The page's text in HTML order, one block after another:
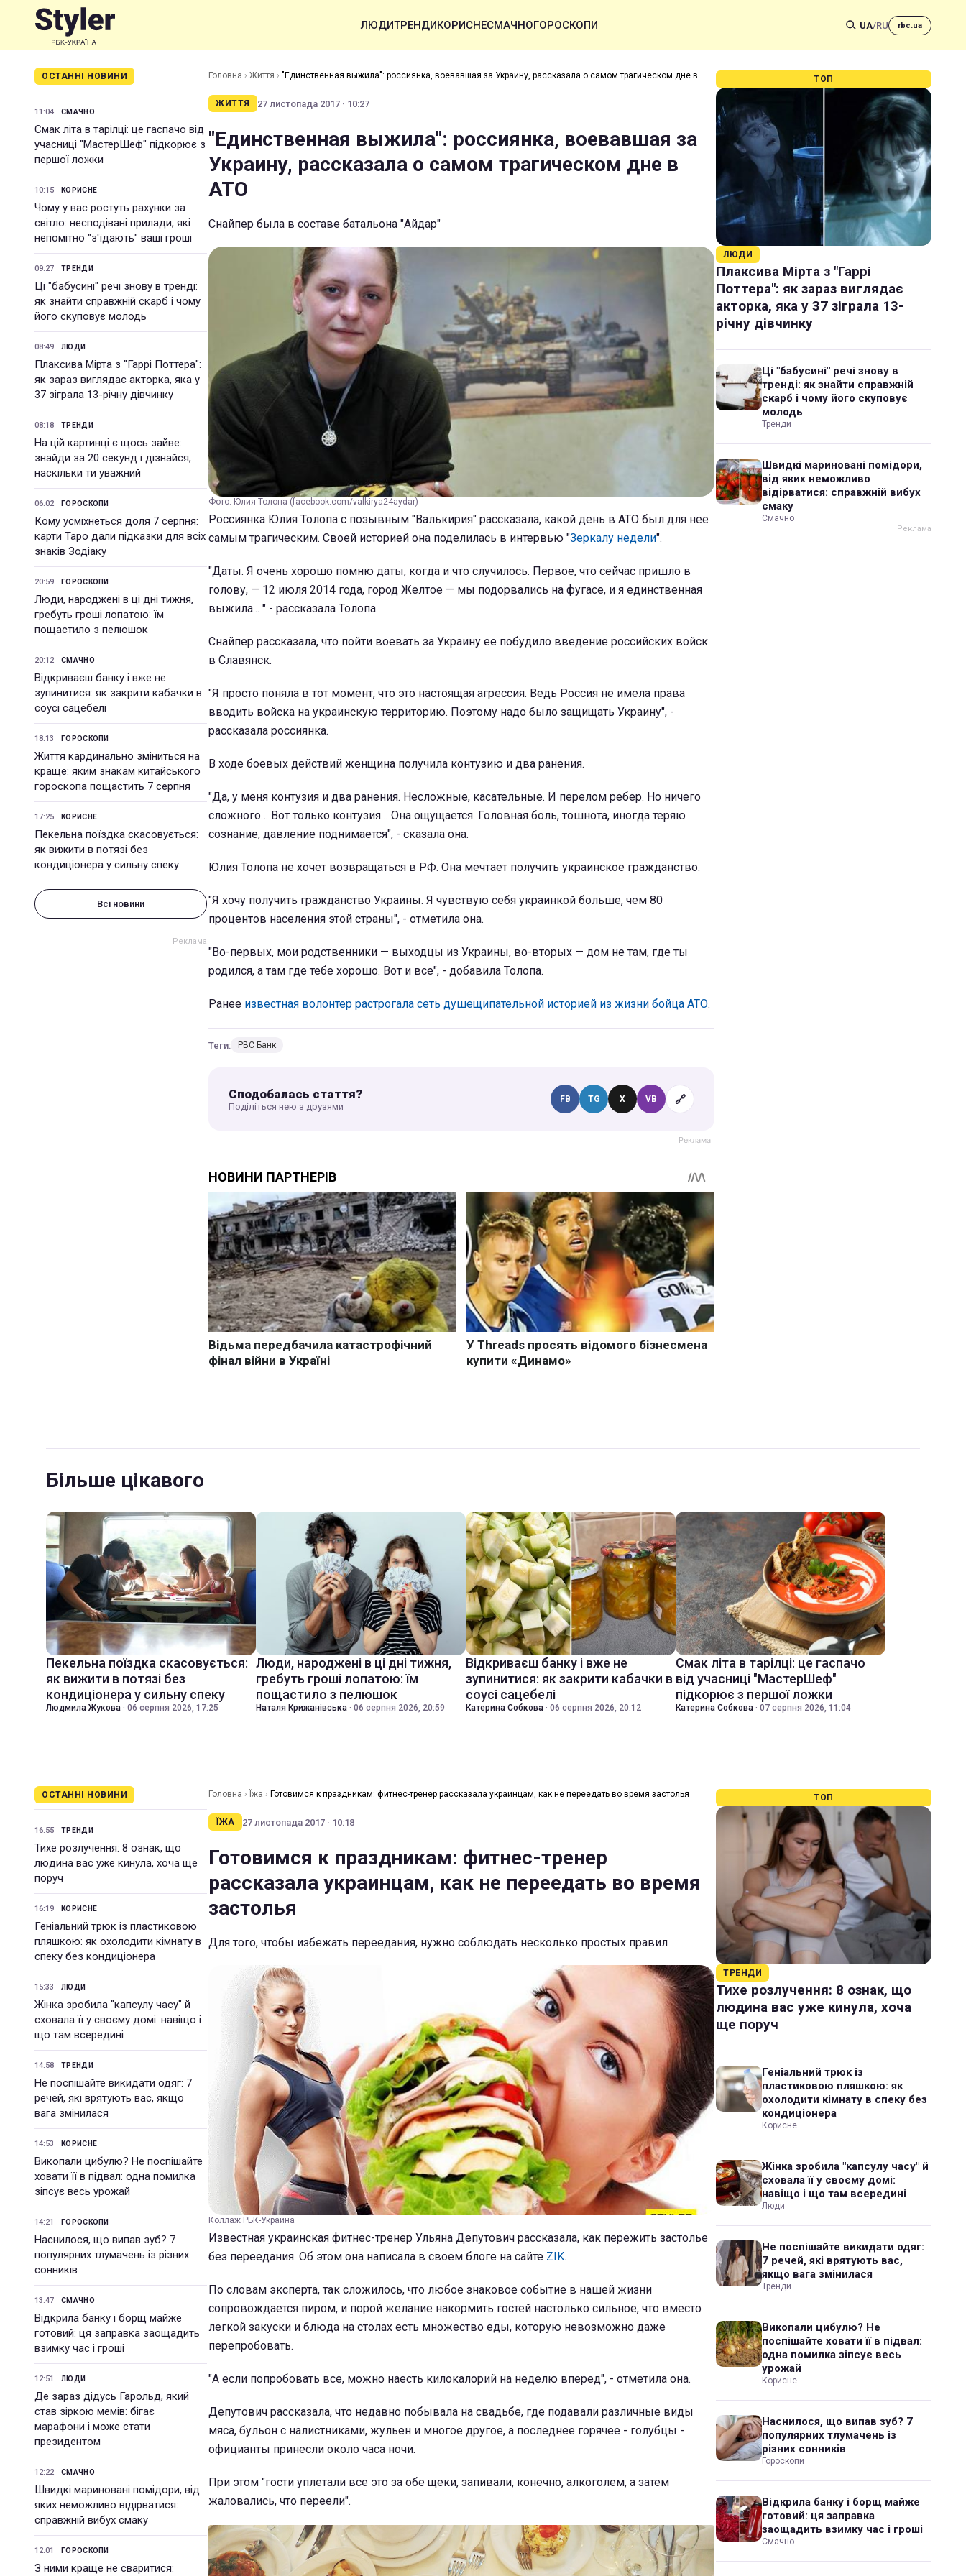
ЛЮДИТРЕНДИКОРИСНЕСМАЧНОГОРОСКОПИ UA/RU rbc.ua
ОСТАННІ НОВИНИ
11:04 СМАЧНО
Смак літа в тарілці: це гаспачо від
учасниці "МастерШеф" підкорює з
першої ложки
10:15 КОРИСНЕ
Чому у вас ростуть рахунки за
світло: несподівані прилади, які
непомітно "з'їдають" ваші гроші
09:27 ТРЕНДИ
Ці "бабусині" речі знову в тренді:
як знайти справжній скарб і чому
його скуповує молодь
08:49 ЛЮДИ
Плаксива Мірта з "Гаррі Поттера":
як зараз виглядає акторка, яка у
37 зіграла 13-річну дівчинку
08:18 ТРЕНДИ
На цій картинці є щось зайве:
знайди за 20 секунд і дізнайся,
наскільки ти уважний
06:02 ГОРОСКОПИ
Кому усміхнеться доля 7 серпня:
карти Таро дали підказки для всіх
знаків Зодіаку
20:59 ГОРОСКОПИ
Люди, народжені в ці дні тижня,
гребуть гроші лопатою: їм
пощастило з пелюшок
20:12 СМАЧНО
Відкриваєш банку і вже не
зупинитися: як закрити кабачки в
соусі сацебелі
18:13 ГОРОСКОПИ
Життя кардинально зміниться на
краще: яким знакам китайського
гороскопа пощастить 7 серпня
17:25 КОРИСНЕ
Пекельна поїздка скасовується:
як вижити в потязі без
кондиціонера у сильну спеку
Всі новини
Головна › Життя › "Единственная выжила": россиянка, воевавшая за Украину, рассказала о самом трагическом дне в
ЖИТТЯ
27 листопада 2017 · 10:27
"Единственная выжила": россиянка, воевавшая за
Украину, рассказала о самом трагическом дне в
АТО
Снайпер была в составе батальона "Айдар"
Фото: Юлия Толопа (facebook.com/valkirya24aydar)
Россиянка Юлия Толопа с позывным "Валькирия" рассказала, какой день в АТО был для нее
самым трагическим. Своей историей она поделилась в интервью "Зеркалу недели".
"Даты. Я очень хорошо помню даты, когда и что случилось. Первое, что сейчас пришло в
голову, — 12 июля 2014 года, город Желтое — мы подорвались на фугасе, и я единственная
выжила... " - рассказала Толопа.
Снайпер рассказала, что пойти воевать за Украину ее побудило введение российских войск
в Славянск.
"Я просто поняла в тот момент, что это настоящая агрессия. Ведь Россия не имела права
вводить войска на украинскую территорию. Поэтому надо было защищать Украину", -
рассказала россиянка.
В ходе боевых действий женщина получила контузию и два ранения.
"Да, у меня контузия и два ранения. Несложные, касательные. И перелом ребер. Но ничего
сложного… Вот только контузия… Она ощущается. Головная боль, тошнота, иногда теряю
сознание, давление поднимается", - сказала она.
Юлия Толопа не хочет возвращаться в РФ. Она мечтает получить украинское гражданство.
"Я хочу получить гражданство Украины. Я чувствую себя украинкой больше, чем 80
процентов населения этой страны", - отметила она.
"Во-первых, мои родственники — выходцы из Украины, во-вторых — дом не там, где ты
родился, а там где тебе хорошо. Вот и все", - добавила Толопа.
Ранее известная волонтер растрогала сеть душещипательной историей из жизни бойца АТО.
Теги: РВС Банк
Сподобалась стаття?
Поділіться нею з друзями
FB TG X VB 🔗
ТОП
ЛЮДИ
Плаксива Мірта з "Гаррі
Поттера": як зараз виглядає
акторка, яка у 37 зіграла 13-
річну дівчинку
Ці "бабусині" речі знову в
тренді: як знайти справжній
скарб і чому його скуповує
молодь
Тренди
Швидкі мариновані помідори,
від яких неможливо
відірватися: справжній вибух
смаку
Смачно
Більше цікавого
Пекельна поїздка скасовується:
як вижити в потязі без
кондиціонера у сильну спеку
Людмила Жукова · 06 серпня 2026, 17:25
Люди, народжені в ці дні тижня,
гребуть гроші лопатою: їм
пощастило з пелюшок
Наталя Крижанівська · 06 серпня 2026, 20:59
Відкриваєш банку і вже не
зупинитися: як закрити кабачки в
соусі сацебелі
Катерина Собкова · 06 серпня 2026, 20:12
Смак літа в тарілці: це гаспачо
від учасниці "МастерШеф"
підкорює з першої ложки
Катерина Собкова · 07 серпня 2026, 11:04
ОСТАННІ НОВИНИ
16:55 ТРЕНДИ
Тихе розлучення: 8 ознак, що
людина вас уже кинула, хоча ще
поруч
16:19 КОРИСНЕ
Геніальний трюк із пластиковою
пляшкою: як охолодити кімнату в
спеку без кондиціонера
15:33 ЛЮДИ
Жінка зробила "капсулу часу" й
сховала її у своєму домі: навіщо і
що там всередині
14:58 ТРЕНДИ
Не поспішайте викидати одяг: 7
речей, які врятують вас, якщо
вага змінилася
14:53 КОРИСНЕ
Викопали цибулю? Не поспішайте
ховати її в підвал: одна помилка
зіпсує весь урожай
14:21 ГОРОСКОПИ
Наснилося, що випав зуб? 7
популярних тлумачень із різних
сонників
13:47 СМАЧНО
Відкрила банку і борщ майже
готовий: ця заправка заощадить
взимку час і гроші
12:51 ЛЮДИ
Де зараз дідусь Гарольд, який
став зіркою мемів: бігає
марафони і може стати
президентом
12:22 СМАЧНО
Швидкі мариновані помідори, від
яких неможливо відірватися:
справжній вибух смаку
12:01 ГОРОСКОПИ
З ними краще не сваритися:
Головна › Їжа › Готовимся к праздникам: фитнес-тренер рассказала украинцам, как не переедать во время застолья
ЇЖА 27 листопада 2017 · 10:18
Готовимся к праздникам: фитнес-тренер
рассказала украинцам, как не переедать во время
застолья
Для того, чтобы избежать переедания, нужно соблюдать несколько простых правил
Коллаж РБК-Украина
Известная украинская фитнес-тренер Ульяна Депутович рассказала, как пережить застолье
без переедания. Об этом она написала в своем блоге на сайте ZIK.
По словам эксперта, так сложилось, что любое знаковое событие в нашей жизни
сопровождается пиром, и порой желание накормить гостей настолько сильное, что вместо
легкой закуски и блюда на столах есть множество еды, которую невозможно даже
перепробовать.
"А если попробовать все, можно наесть килокалорий на неделю вперед", - отметила она.
Депутович рассказала, что недавно побывала на свадьбе, где подавали различные виды
мяса, бульон с налистниками, жульен и многое другое, а последнее горячее - голубцы -
официанты принесли около часа ночи.
При этом "гости уплетали все это за обе щеки, запивали, конечно, алкоголем, а затем
жаловались, что переели".
ТОП
ТРЕНДИ
Тихе розлучення: 8 ознак, що
людина вас уже кинула, хоча
ще поруч
Геніальний трюк із
пластиковою пляшкою: як
охолодити кімнату в спеку без
кондиціонера
Корисне
Жінка зробила "капсулу часу" й
сховала її у своєму домі:
навіщо і що там всередині
Люди
Не поспішайте викидати одяг:
7 речей, які врятують вас,
якщо вага змінилася
Тренди
Викопали цибулю? Не
поспішайте ховати її в підвал:
одна помилка зіпсує весь
урожай
Корисне
Наснилося, що випав зуб? 7
популярних тлумачень із
різних сонників
Гороскопи
Відкрила банку і борщ майже
готовий: ця заправка
заощадить взимку час і гроші
Смачно